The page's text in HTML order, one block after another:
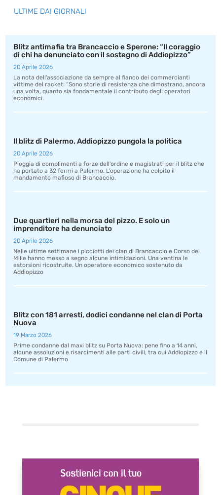
ULTIME DAI GIORNALI
Blitz antimafia tra Brancaccio e Sperone: “Il coraggio
di chi ha denunciato con il sostegno di Addiopizzo”
20 Aprile 2026
La nota dell’associazione da sempre al fianco dei commercianti
vittime del racket: “Sono storie di resistenza che dimostrano, ancora
una volta, quanto sia fondamentale il contributo degli operatori
economici.
Il blitz di Palermo, Addiopizzo pungola la politica
20 Aprile 2026
Pioggia di complimenti a forze dell’ordine e magistrati per il blitz che
ha portato a 32 fermi a Palermo. L’operazione ha colpito il
mandamento mafioso di Brancaccio.
Due quartieri nella morsa del pizzo. E solo un
imprenditore ha denunciato
20 Aprile 2026
Nelle ultime settimane i picciotti dei clan di Brancaccio e Corso dei
Mille hanno messo a segno alcune intimidazioni. Una ventina le
estorsioni ricostruite. Un operatore economico sostenuto da
Addiopizzo
Blitz con 181 arresti, dodici condanne nel clan di Porta
Nuova
19 Marzo 2026
Prime condanne dal maxi blitz su Porta Nuova: pene fino a 14 anni,
alcune assoluzioni e risarcimenti alle parti civili, tra cui Addiopizzo e il
Comune di Palermo